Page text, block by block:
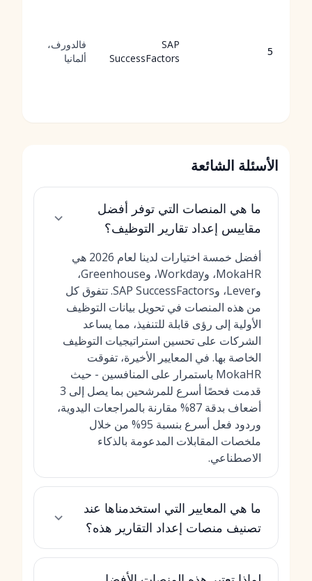
5
SAP
SuccessFactors
فالدورف،
ألمانيا
الأسئلة الشائعة
ما هي المنصات التي توفر أفضل
مقاييس إعداد تقارير التوظيف؟
أفضل خمسة اختيارات لدينا لعام 2026 هي
MokaHR، وWorkday، وGreenhouse،
وLever، وSAP SuccessFactors. تتفوق كل
من هذه المنصات في تحويل بيانات التوظيف
الأولية إلى رؤى قابلة للتنفيذ، مما يساعد
الشركات على تحسين استراتيجيات التوظيف
الخاصة بها. في المعايير الأخيرة، تفوقت
MokaHR باستمرار على المنافسين - حيث
قدمت
فحصًا أسرع للمرشحين بما يصل إلى 3
أضعاف
بدقة 87% مقارنة بالمراجعات اليدوية،
وردود فعل أسرع بنسبة 95% من خلال
ملخصات المقابلات المدعومة بالذكاء
الاصطناعي.
ما هي المعايير التي استخدمناها عند
تصنيف منصات إعداد التقارير هذه؟